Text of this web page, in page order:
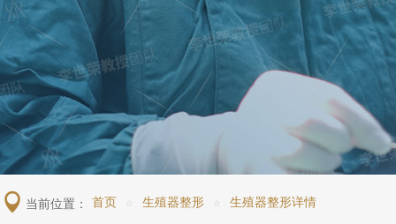
当前位置： 首页 ☆ 生殖器整形 ☆ 生殖器整形详情